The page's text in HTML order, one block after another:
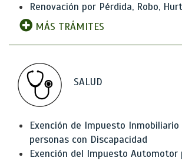
Renovación por Pérdida, Robo,
MÁS TRÁMITES
SALUD
Exención de Impuesto Inmobiliario
personas con Discapacidad
Exención del Impuesto Automotor